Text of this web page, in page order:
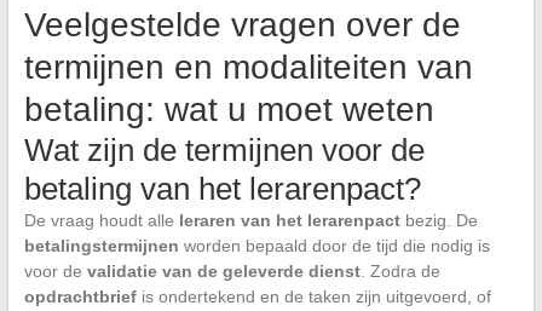
Veelgestelde vragen over de
termijnen en modaliteiten van
betaling: wat u moet weten
Wat zijn de termijnen voor de
betaling van het lerarenpact?
De vraag houdt alle leraren van het lerarenpactbezig. De
betalingstermijnen worden bepaald door de tijd die nodig is
voor de validatie van de geleverde dienst. Zodra de
opdrachtbriefis ondertekend en de taken zijn uitgevoerd, of